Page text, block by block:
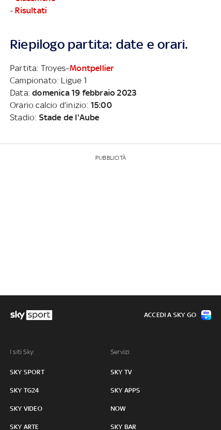
- Risultati
Riepilogo partita: date e orari.
Partita: Troyes–Montpellier
Campionato: Ligue 1
Data:domenica 19 febbraio 2023
Orario calcio d’inizio: 15:00
Stadio: Stade de l'Aube
PUBBLICITÀ
I siti Sky:
SKY SPORT
SKY TG24
SKY VIDEO
SKY ARTE
Servizi:
SKY TV
SKY APPS
NOW
SKY BAR
ACCEDI A SKY GO